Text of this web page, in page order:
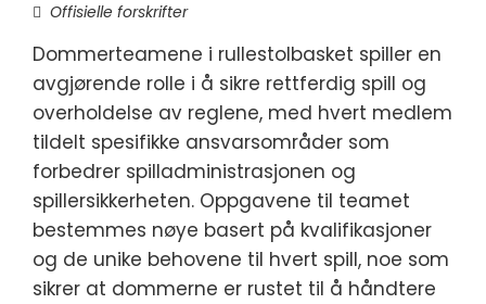
Offisielle forskrifter
Dommerteamene i rullestolbasket spiller en
avgjørende rolle i å sikre rettferdig spill og
overholdelse av reglene, med hvert medlem
tildelt spesifikke ansvarsområder som
forbedrer spilladministrasjonen og
spillersikkerheten. Oppgavene til teamet
bestemmes nøye basert på kvalifikasjoner
og de unike behovene til hvert spill, noe som
sikrer at dommerne er rustet til å håndtere